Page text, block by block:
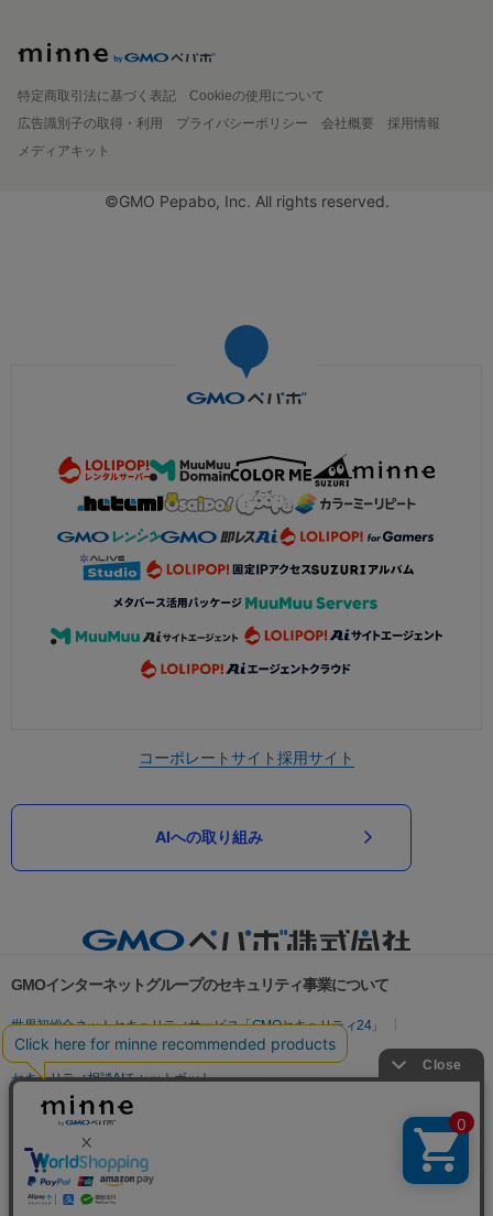
特定商取引法に基づく表記
Cookieの使用について
広告識別子の取得・利用
プライバシーポリシー 会社概要
採用情報
メディアキット
©GMO Pepabo, Inc. All rights reserved.
コーポレートサイト採用サイト
AIへの取り組み
GMOインターネットグループのセキュリティ事業について
世界初総合ネットセキュリティサービス「GMOセキュリティ24」
パスワード漏洩診断
Webサイトリスク診断
セキュリティ相談AIチャットボット
実在証明・盗聴対策
サイバー攻撃対策（GMO Flatt Security）
セキュリティ事業の軌跡